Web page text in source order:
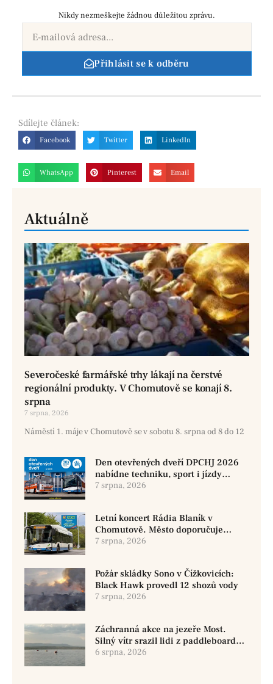
Nikdy nezmeškejte žádnou důležitou zprávu.
Přihlásit se k odběru
Sdílejte článek:
Facebook Twitter LinkedIn
WhatsApp Pinterest Email
Aktuálně
Severočeské farmářské trhy lákají na čerstvé
regionální produkty. V Chomutově se konají 8.
srpna
7 srpna, 2026
Náměstí 1. máje v Chomutově se v sobotu 8. srpna od 8 do 12
Den otevřených dveří DPCHJ 2026
nabídne techniku, sport i jízdy
historickými vozy
7 srpna, 2026
Letní koncert Rádia Blaník v
Chomutově. Město doporučuje
využít MHD
7 srpna, 2026
Požár skládky Sono v Čížkovicích:
Black Hawk provedl 12 shozů vody
7 srpna, 2026
Záchranná akce na jezeře Most.
Silný vítr srazil lidi z paddleboardů,
dvě osoby se pohřešují
6 srpna, 2026